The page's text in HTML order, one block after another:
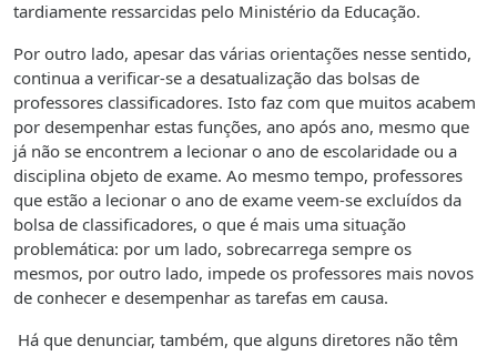
tardiamente ressarcidas pelo Ministério da Educação.
Por outro lado, apesar das várias orientações nesse sentido,
continua a verificar-se a desatualização das bolsas de
professores classificadores. Isto faz com que muitos acabem
por desempenhar estas funções, ano após ano, mesmo que
já não se encontrem a lecionar o ano de escolaridade ou a
disciplina objeto de exame. Ao mesmo tempo, professores
que estão a lecionar o ano de exame veem-se excluídos da
bolsa de classificadores, o que é mais uma situação
problemática: por um lado, sobrecarrega sempre os
mesmos, por outro lado, impede os professores mais novos
de conhecer e desempenhar as tarefas em causa.
Há que denunciar, também, que alguns diretores não têm